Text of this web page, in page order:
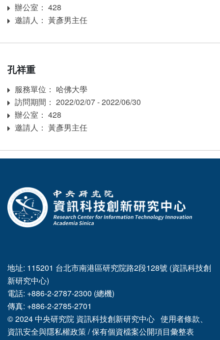
Room
辦公室： 428
Inviter
邀請人： 黃彥男主任
孔祥重
Affiliation
服務單位： 哈佛大學
訪問期間：
訪問期間： 2022/02/07 - 2022/06/30
Room
辦公室： 428
Inviter
邀請人： 黃彥男主任
地址: 115201 台北市南港區研究院路2段128號 (資訊科技創
新研究中心)
電話: +886-2-2787-2300 (總機)
傳真: +886-2-2785-2701
© 2024中央研究院 資訊科技創新研究中心 使用者條款、
資訊安全與隱私權政策/保有個資檔案公開項目彙整表